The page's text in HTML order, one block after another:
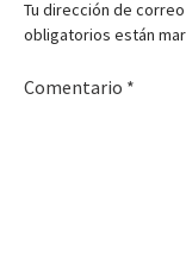
Tu dirección de
obligatorios están
Comentario *